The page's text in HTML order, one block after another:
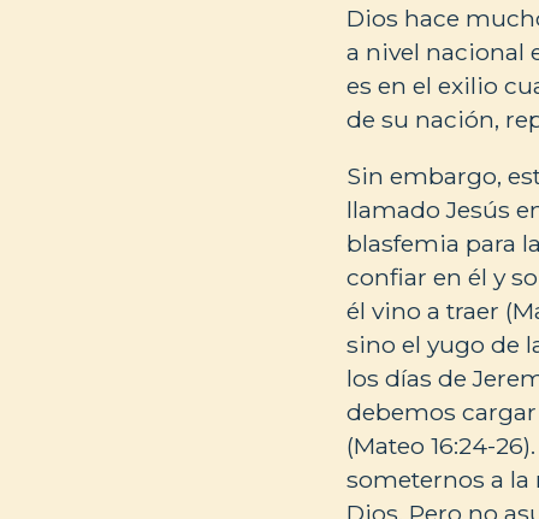
Dios hace
a nivel nacional
es en el exilio
de su nación,
Sin embargo,
llamado Jesús
blasfemia para
confiar en él y
él vino a traer
sino el yugo de
los días de
debemos
(Mateo 16:24-
someternos a
Dios. Pero no